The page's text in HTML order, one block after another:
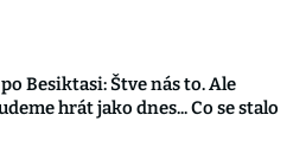
Besiktasi: Štve nás to. Ale
hrát jako dnes... Co se stalo